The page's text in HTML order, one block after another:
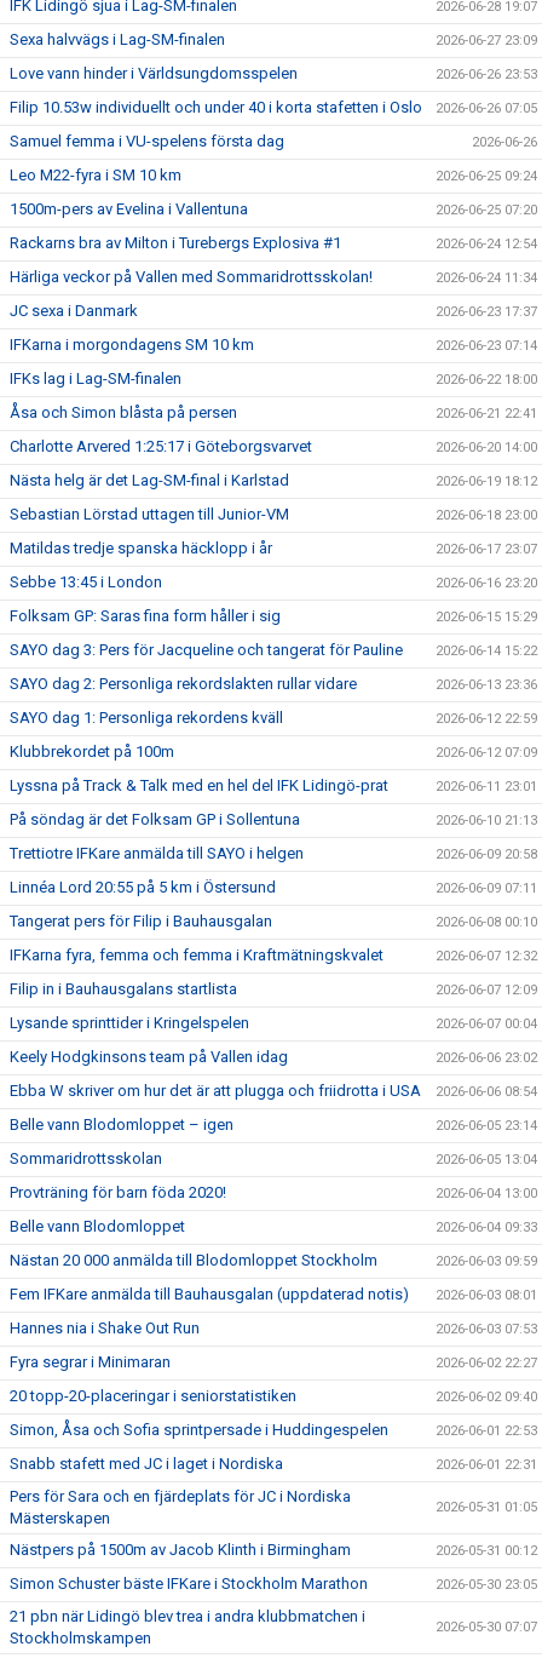
IFK Lidingö sjua i Lag-SM-finalen 2026-06-28 19:07
Sexa halvvägs i Lag-SM-finalen 2026-06-27 23:09
Love vann hinder i Världsungdomsspelen 2026-06-26 23:53
Filip 10.53w individuellt och under 40 i korta stafetten i Oslo 2026-06-26 07:05
Samuel femma i VU-spelens första dag 2026-06-26
Leo M22-fyra i SM 10 km 2026-06-25 09:24
1500m-pers av Evelina i Vallentuna 2026-06-25 07:20
Rackarns bra av Milton i Turebergs Explosiva #1 2026-06-24 12:54
Härliga veckor på Vallen med Sommaridrottsskolan! 2026-06-24 11:34
JC sexa i Danmark 2026-06-23 17:37
IFKarna i morgondagens SM 10 km 2026-06-23 07:14
IFKs lag i Lag-SM-finalen 2026-06-22 18:00
Åsa och Simon blåsta på persen 2026-06-21 22:41
Charlotte Arvered 1:25:17 i Göteborgsvarvet 2026-06-20 14:00
Nästa helg är det Lag-SM-final i Karlstad 2026-06-19 18:12
Sebastian Lörstad uttagen till Junior-VM 2026-06-18 23:00
Matildas tredje spanska häcklopp i år 2026-06-17 23:07
Sebbe 13:45 i London 2026-06-16 23:20
Folksam GP: Saras fina form håller i sig 2026-06-15 15:29
SAYO dag 3: Pers för Jacqueline och tangerat för Pauline 2026-06-14 15:22
SAYO dag 2: Personliga rekordslakten rullar vidare 2026-06-13 23:36
SAYO dag 1: Personliga rekordens kväll 2026-06-12 22:59
Klubbrekordet på 100m 2026-06-12 07:09
Lyssna på Track & Talk med en hel del IFK Lidingö-prat 2026-06-11 23:01
På söndag är det Folksam GP i Sollentuna 2026-06-10 21:13
Trettiotre IFKare anmälda till SAYO i helgen 2026-06-09 20:58
Linnéa Lord 20:55 på 5 km i Östersund 2026-06-09 07:11
Tangerat pers för Filip i Bauhausgalan 2026-06-08 00:10
IFKarna fyra, femma och femma i Kraftmätningskvalet 2026-06-07 12:32
Filip in i Bauhausgalans startlista 2026-06-07 12:09
Lysande sprinttider i Kringelspelen 2026-06-07 00:04
Keely Hodgkinsons team på Vallen idag 2026-06-06 23:02
Ebba W skriver om hur det är att plugga och friidrotta i USA 2026-06-06 08:54
Belle vann Blodomloppet – igen 2026-06-05 23:14
Sommaridrottsskolan 2026-06-05 13:04
Provträning för barn föda 2020! 2026-06-04 13:00
Belle vann Blodomloppet 2026-06-04 09:33
Nästan 20 000 anmälda till Blodomloppet Stockholm 2026-06-03 09:59
Fem IFKare anmälda till Bauhausgalan (uppdaterad notis) 2026-06-03 08:01
Hannes nia i Shake Out Run 2026-06-03 07:53
Fyra segrar i Minimaran 2026-06-02 22:27
20 topp-20-placeringar i seniorstatistiken 2026-06-02 09:40
Simon, Åsa och Sofia sprintpersade i Huddingespelen 2026-06-01 22:53
Snabb stafett med JC i laget i Nordiska 2026-06-01 22:31
Pers för Sara och en fjärdeplats för JC i Nordiska
Mästerskapen
2026-05-31 01:05
Nästpers på 1500m av Jacob Klinth i Birmingham 2026-05-31 00:12
Simon Schuster bäste IFKare i Stockholm Marathon 2026-05-30 23:05
21 pbn när Lidingö blev trea i andra klubbmatchen i
Stockholmskampen
2026-05-30 07:07